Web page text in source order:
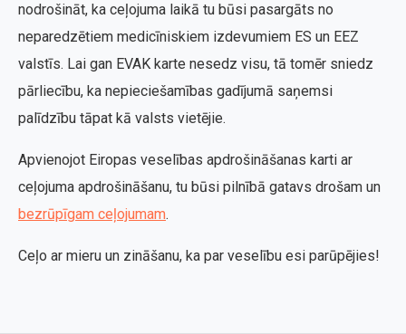
nodrošināt, ka ceļojuma laikā tu būsi pasargāts no
neparedzētiem medicīniskiem izdevumiem ES un EEZ
valstīs. Lai gan EVAK karte nesedz visu, tā tomēr sniedz
pārliecību, ka nepieciešamības gadījumā saņemsi
palīdzību tāpat kā valsts vietējie.
Apvienojot Eiropas veselības apdrošināšanas karti ar
ceļojuma apdrošināšanu, tu būsi pilnībā gatavs drošam un
bezrūpīgam ceļojumam.
Ceļo ar mieru un zināšanu, ka par veselību esi parūpējies!